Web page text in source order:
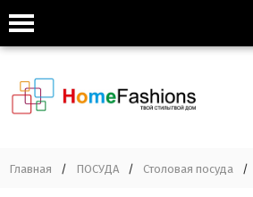
Главная / ПОСУДА / Столовая посуда /